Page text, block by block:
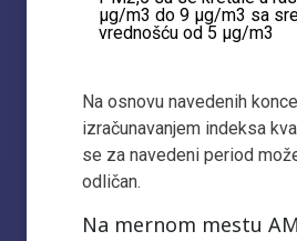
µg/m3 do 9 µg/m3 sa
vrednošću od 5 µg/m3
Na osnovu navedenih
izračunavanjem indeksa
se za navedeni period
odličan.
Na mernom mestu